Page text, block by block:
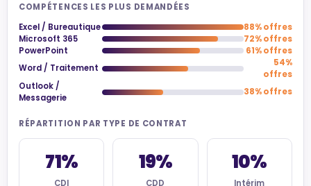
COMPÉTENCES LES PLUS DEMANDÉES
Excel / Bureautique
88% offres
Microsoft 365
72% offres
PowerPoint
61% offres
Word / Traitement
54%
offres
Outlook /
Messagerie
38% offres
RÉPARTITION PAR TYPE DE CONTRAT
71%
CDI
19%
CDD
10%
Intérim